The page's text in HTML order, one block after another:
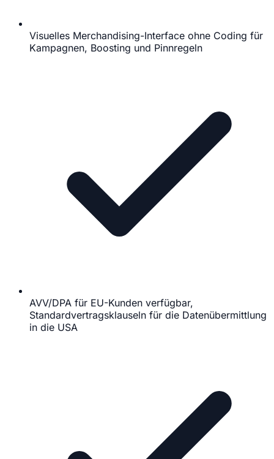
Visuelles Merchandising-Interface ohne Coding für
Kampagnen, Boosting und Pinnregeln
AVV/DPA für EU-Kunden verfügbar,
Standardvertragsklauseln für die Datenübermittlung
in die USA